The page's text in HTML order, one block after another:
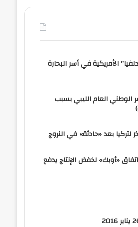
“فيلادلفيا” الأمريكية في أسر البحارة
الوطني العام الليبي بسبب
لتركيا بعد «حادثة» في النروج
«أوبك» لخفض الإنتاج يدفع